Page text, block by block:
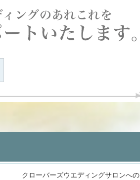
クローバーズウエディングサロンへの